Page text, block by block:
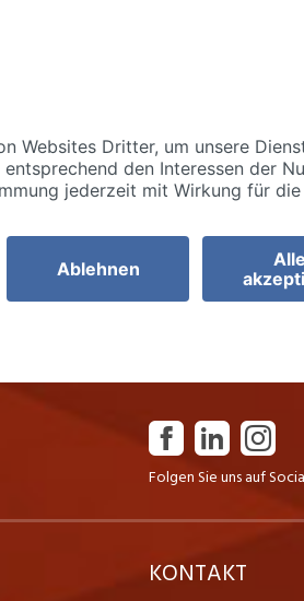
Folgen Sie uns auf
KONTAKT